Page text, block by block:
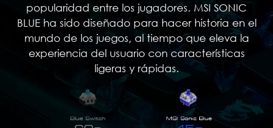
popularidad entre los jugadores. MSI SONIC
BLUE ha sido diseñado para hacer historia en el
mundo de los juegos, al tiempo que eleva la
experiencia del usuario con características
ligeras y rápidas.